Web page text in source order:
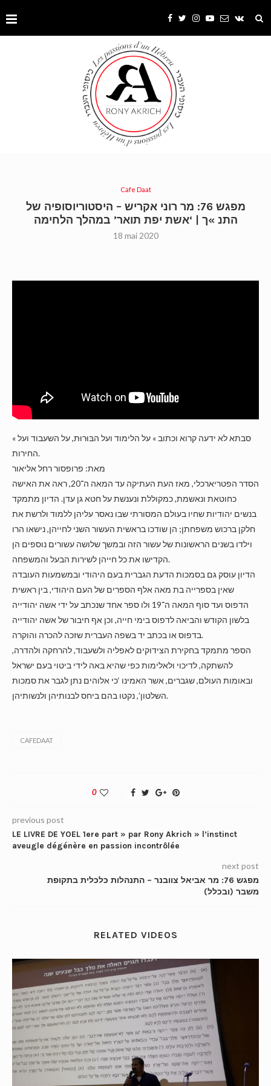
Cafe Daat
מפגש 76: מר רוני אקריש – היסטוריוסופיה של
התנ »ך | ‘אשת יפת תואר’ במהלך הלחימה
18 mai 2020
« סבתא לא ידעה קרוא וכתוב » על הלימוד ועל הבּוּרוּת, על השעבוד ועל
החירות.
מאת: פרופסור רחל אליאור
הסדר הפטריארכלי, מאז העת העתיקה עד המאה ה־20, ראה את האישה
כחוטאת ונאשמת, כמקוללת ונענשת על חטא גן עדן. הדיון מתמקד
בנשים יהודיות שחיו בעולם המסורתי שבו נאסר עליהן ללמוד ולרשת את
חלקן ברכוש משפחתן; הן שודכו בראשית העשור השני לחייהן, נישאו הרו
וילדו בשנים הראשונות של עשור הזה ובמשך שלושה עשורים נוספים הן
הקדישו את כל חייהן לשירות הבעל והמשפחה.
הדיון עוסק גם בסמכות הדעת הגברית בעם היהודי ובמשמעות העובדה
שאין בספרייה בת מאה אלף הספרים של העם היהודי, בין ראשית
הדפוס ועד סוף המאה ה־19 ולו ספר אחד שנכתב על ידי אשה יהודייה
בלשון הקודש והביאה לדפוס בימי חייה, וכן אף חיבור של אשה יהודייה
בדפוס או בכתב יד בשפה העברית שזכה להכרה והוקרה.
הספר מתמקד בחקירת הצידוקים לאפליה ולשעבוד, להרחקה ולהדרה,
להשתקה, לדיכוי ולאלימות כפי שהיא באה לידי ביטוי בעם ישראל
ובאומות העולם, שגברים, אשר האמינו ‘כי אלוהים נתן לגבר את סמכות
השלטון’, נקטו בהם ביחס לבנותיהן ולנשותיהן.
CAFEDAAT
0
previous post
LE LIVRE DE YOEL 1ere part » par Rony Akrich » l’instinct
aveugle dégénère en passion incontrôlée
next post
מפגש 76: מר אביאל צוובנר – התנהלות כלכלית בתקופת
משבר (ובכלל)
RELATED VIDEOS